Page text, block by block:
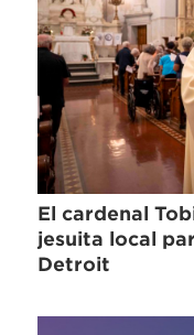
El cardenal
jesuita local
Detroit